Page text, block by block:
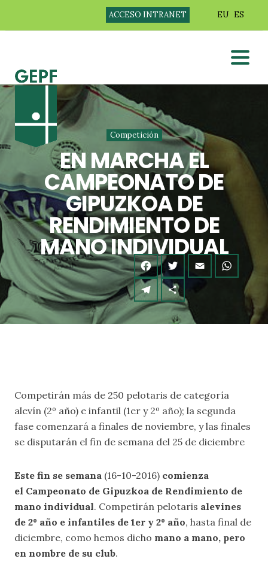
ACCESO INTRANET EU ES
Competición
EN MARCHA EL
CAMPEONATO DE
GIPUZKOA DE
RENDIMIENTO DE
MANO INDIVIDUAL
Competirán más de 250 pelotaris de categoría
alevín (2º año) e infantil (1er y 2º año); la segunda
fase comenzará a finales de noviembre, y las finales
se disputarán el fin de semana del 25 de diciembre
Este fin se semana (16-10-2016) comienza
el Campeonato de Gipuzkoa de Rendimiento de
mano individual. Competirán pelotaris alevines
de 2º año e infantiles de 1er y 2º año, hasta final de
diciembre, como hemos dicho mano a mano, pero
en nombre de su club.